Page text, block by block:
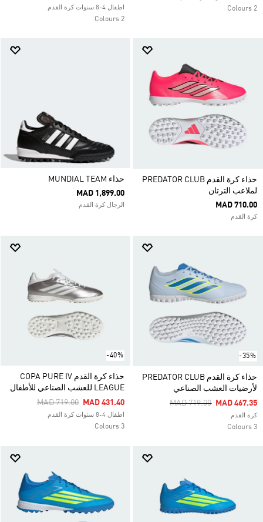
2 Colours اطفال 4-8 سنوات كرة القدم
2 Colours
حذاء كرة القدم PREDATOR CLUB
لملاعب الترتان
MAD 710.00
كرة القدم
حذاء MUNDIAL TEAM
MAD 1,899.00
الرجال كرة القدم
-35%
حذاء كرة القدم PREDATOR CLUB
لأرضيات العشب الصناعي
Price Reduced From
MAD 719.00ToMAD 467.35
كرة القدم
3 Colours
-40%
حذاء كرة القدم COPA PURE IV
LEAGUE للعشب الصناعي للأطفال
Price Reduced From
MAD 719.00ToMAD 431.40
اطفال 4-8 سنوات كرة القدم
3 Colours